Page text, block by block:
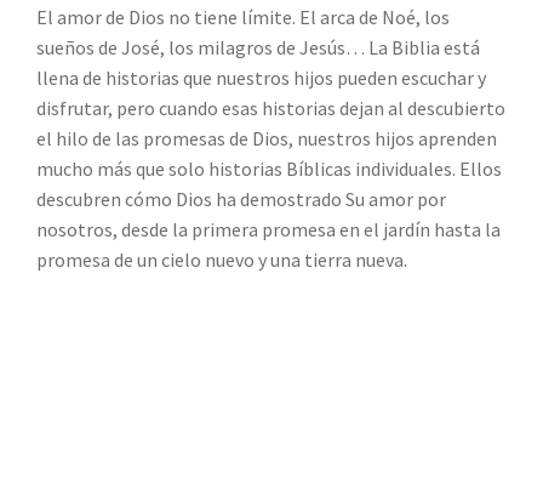
El amor de Dios no tiene límite. El arca de Noé, los
sueños de José, los milagros de Jesús… La Biblia está
llena de historias que nuestros hijos pueden escuchar y
disfrutar, pero cuando esas historias dejan al descubierto
el hilo de las promesas de Dios, nuestros hijos aprenden
mucho más que solo historias Bíblicas individuales. Ellos
descubren cómo Dios ha demostrado Su amor por
nosotros, desde la primera promesa en el jardín hasta la
promesa de un cielo nuevo y una tierra nueva.